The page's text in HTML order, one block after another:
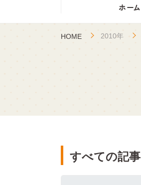
ホーム
HOME 2010年
すべての記事